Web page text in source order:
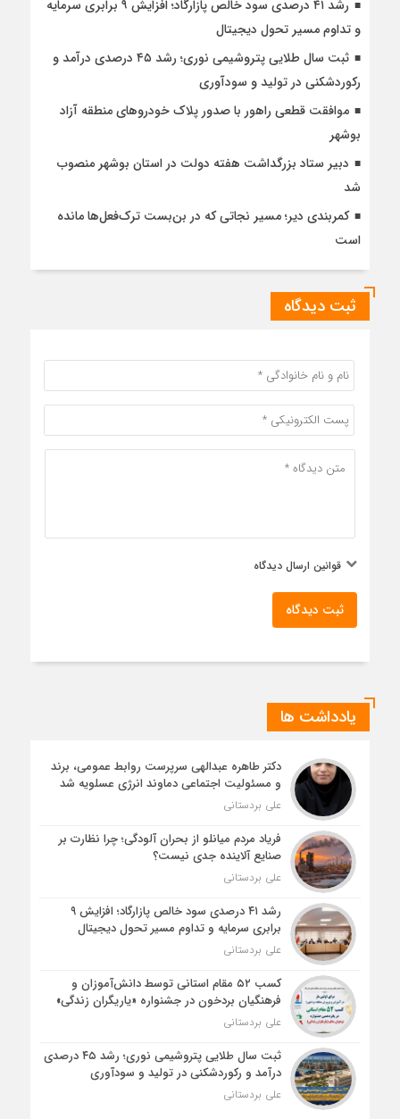
رشد ۴۱ درصدی سود خالص پازارگاد؛ افزایش ۹ برابری سرمایه
و تداوم مسیر تحول دیجیتال
ثبت سال طلایی پتروشیمی نوری؛ رشد ۴۵ درصدی درآمد و
رکوردشکنی در تولید و سودآوری
موافقت قطعی راهور با صدور پلاک خودروهای منطقه آزاد
بوشهر
دبیر ستاد بزرگداشت هفته دولت در استان بوشهر منصوب
شد
کمربندی دیر؛ مسیر نجاتی که در بن‌بست ترک‌فعل‌ها مانده
است
ثبت دیدگاه
قوانین ارسال دیدگاه
ثبت دیدگاه
یادداشت ها
دکتر طاهره عبدالهی سرپرست روابط عمومی، برند
و مسئولیت اجتماعی دماوند انرژی عسلویه شد
علی بردستانی
فریاد مردم میانلو از بحران آلودگی؛ چرا نظارت بر
صنایع آلاینده جدی نیست؟
علی بردستانی
رشد ۴۱ درصدی سود خالص پازارگاد؛ افزایش ۹
برابری سرمایه و تداوم مسیر تحول دیجیتال
علی بردستانی
کسب ۵۲ مقام استانی توسط دانش‌آموزان و
فرهنگیان بردخون در جشنواره «یاریگران زندگی»
علی بردستانی
ثبت سال طلایی پتروشیمی نوری؛ رشد ۴۵ درصدی
درآمد و رکوردشکنی در تولید و سودآوری
علی بردستانی